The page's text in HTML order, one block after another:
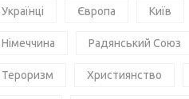
Українці Європа Київ
Німеччина Радянський Союз
Тероризм Християнство